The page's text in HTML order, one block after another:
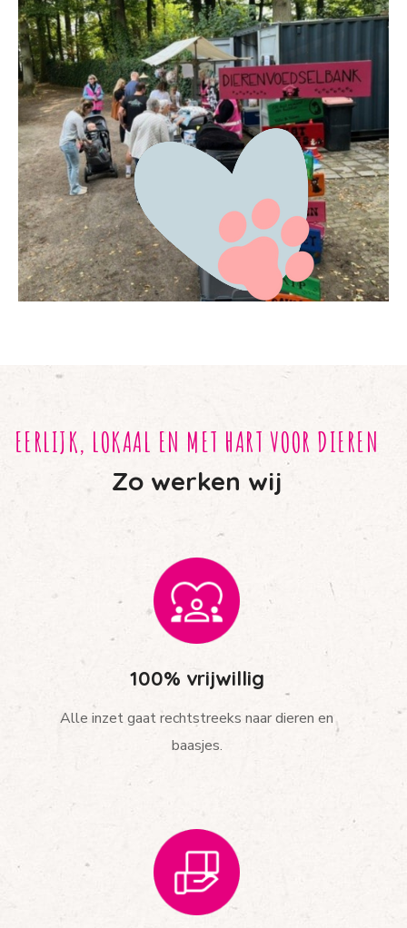
EERLIJK, LOKAAL EN MET HART VOOR DIEREN
Zo werken wij
100% vrijwillig
Alle inzet gaat rechtstreeks naar dieren en
baasjes.